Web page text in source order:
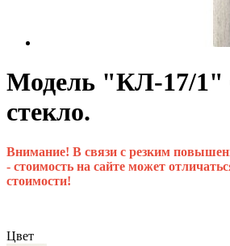
Модель "КЛ-17/1"
стекло.
Внимание! В связи с резким
- стоимость на сайте может
стоимости!
Цвет